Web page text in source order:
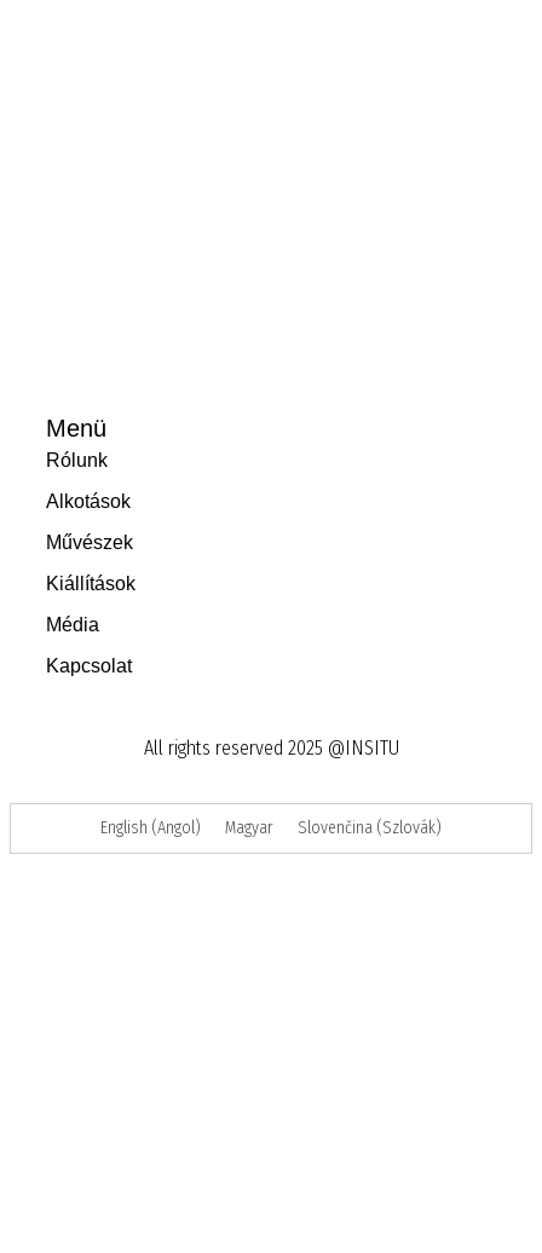
Menü
Rólunk
Alkotások
Művészek
Kiállítások
Média
Kapcsolat
All rights reserved 2025 @INSITU
English (Angol) Magyar Slovenčina (Szlovák)